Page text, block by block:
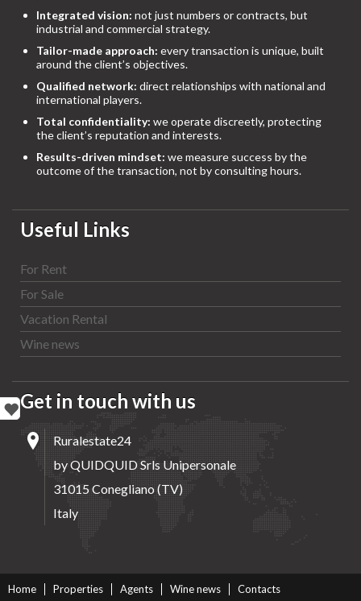
Integrated vision: not just numbers or contracts, but
industrial and commercial strategy.
Tailor-made approach: every transaction is unique, built
around the client’s objectives.
Qualified network: direct relationships with national and
international players.
Total confidentiality: we operate discreetly, protecting
the client’s reputation and interests.
Results-driven mindset: we measure success by the
outcome of the transaction, not by consulting hours.
Useful Links
For Rent
For Sale
Vacation Rental
Wine news
Get in touch with us
Ruralestate24
by QUIDQUID Srls Unipersonale
31015 Conegliano (TV)
Italy
Home Properties Agents Wine news Contacts